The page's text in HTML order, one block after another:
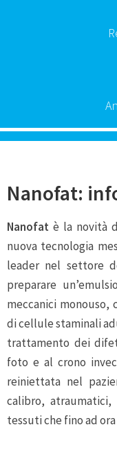
Nanofat:
Nanofat è la novità
nuova tecnologia
leader nel settore
preparare
meccanici
di cellule staminali
trattamento dei
foto e al crono
reiniettata nel
calibro,
tessuti che fino ad